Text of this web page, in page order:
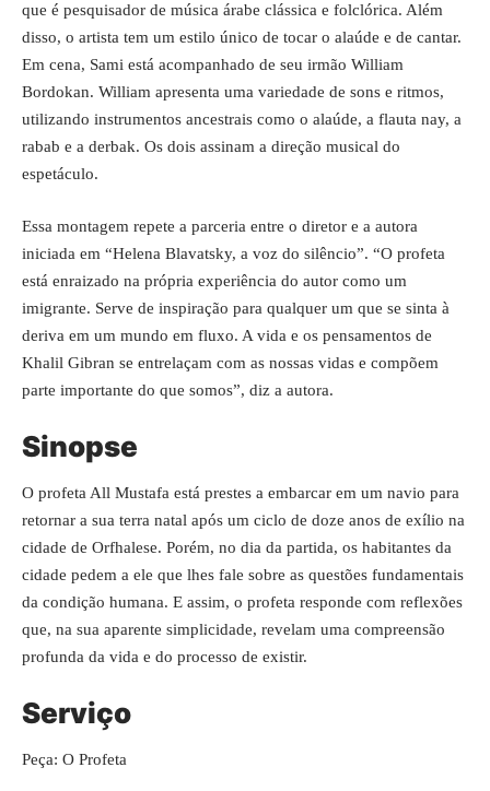
que é pesquisador de música árabe clássica e folclórica. Além
disso, o artista tem um estilo único de tocar o alaúde e de cantar.
Em cena, Sami está acompanhado de seu irmão William
Bordokan. William apresenta uma variedade de sons e ritmos,
utilizando instrumentos ancestrais como o alaúde, a flauta nay, a
rabab e a derbak. Os dois assinam a direção musical do
espetáculo.
Essa montagem repete a parceria entre o diretor e a autora
iniciada em “Helena Blavatsky, a voz do silêncio”. “O profeta
está enraizado na própria experiência do autor como um
imigrante. Serve de inspiração para qualquer um que se sinta à
deriva em um mundo em fluxo. A vida e os pensamentos de
Khalil Gibran se entrelaçam com as nossas vidas e compõem
parte importante do que somos”, diz a autora.
Sinopse
O profeta All Mustafa está prestes a embarcar em um navio para
retornar a sua terra natal após um ciclo de doze anos de exílio na
cidade de Orfhalese. Porém, no dia da partida, os habitantes da
cidade pedem a ele que lhes fale sobre as questões fundamentais
da condição humana. E assim, o profeta responde com reflexões
que, na sua aparente simplicidade, revelam uma compreensão
profunda da vida e do processo de existir.
Serviço
Peça: O Profeta